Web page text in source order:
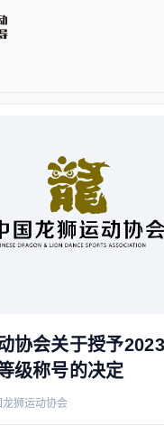
协会关于授予
级称号的决定
龙狮运动协会